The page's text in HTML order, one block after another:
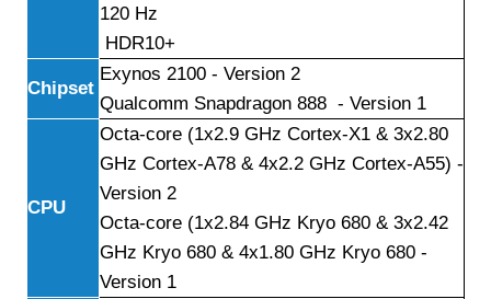
120 Hz
HDR10+
Chipset
Exynos 2100 - Version 2
Qualcomm Snapdragon 888 - Version 1
CPU
Octa-core (1x2.9 GHz Cortex-X1 & 3x2.80
GHz Cortex-A78 & 4x2.2 GHz Cortex-A55) -
Version 2
Octa-core (1x2.84 GHz Kryo 680 & 3x2.42
GHz Kryo 680 & 4x1.80 GHz Kryo 680 -
Version 1